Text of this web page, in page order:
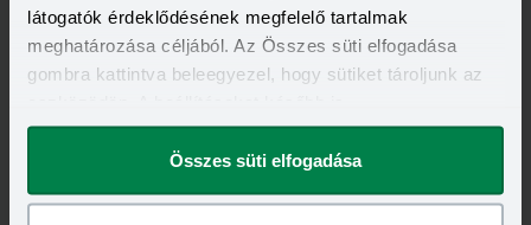
látogatók érdeklődésének megfelelő tartalmak
meghatározása céljából. Az Összes süti elfogadása
gombra kattintva beleegyezel, hogy sütiket tároljunk az
megváltoztathatod.
Összes süti elfogadása
Visszahívást szeretnék
OTP Otthon Személyi Kölcsön
2 000 000 - 15 000 000 Ft